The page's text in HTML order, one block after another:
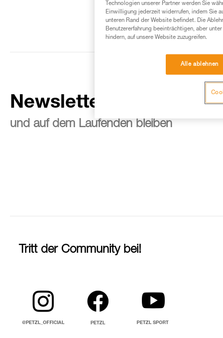
Newsletter abonnieren
und auf dem Laufenden bleiben
Tritt der Community bei!
Technologien unserer Partner werden Sie
Einwilligung jederzeit widerrufen, indem Sie
unteren Rand der Website befindet. Die
Benutzererfahrung beeinträchtigen, aber
hindern, auf unsere Website zuzugreifen.
Alle ablehnen